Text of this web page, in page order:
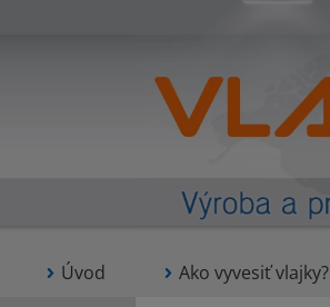
Úvod Ako vyvesiť vlajky?